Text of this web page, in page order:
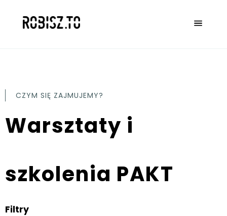
CZYM SIĘ ZAJMUJEMY?
Warsztaty i
szkolenia PAKT
Filtry